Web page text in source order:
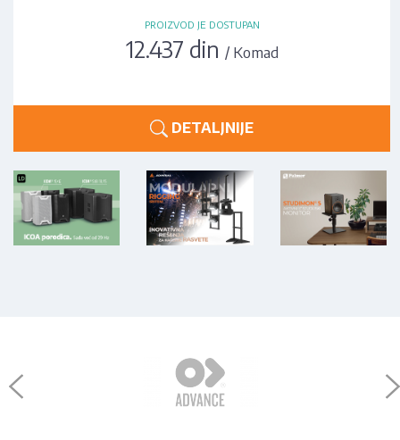
PROIZVOD JE DOSTUPAN
12.437 din / Komad
DETALJNIJE